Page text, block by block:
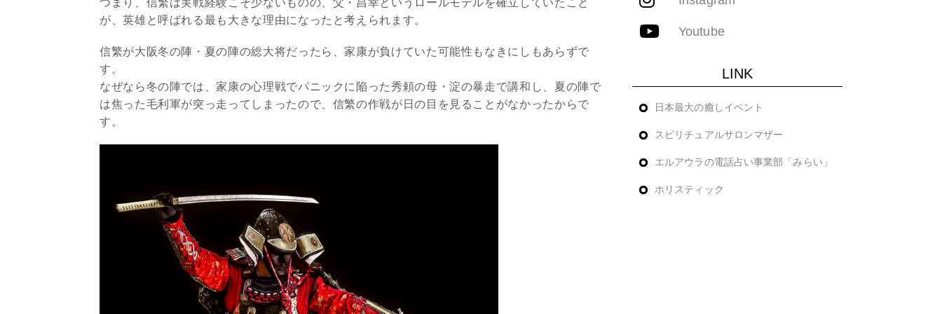
つまり、信繁は実戦経験こそ少ないものの、父・昌幸というロールモデルを確立していたこと
が、英雄と呼ばれる最も大きな理由になったと考えられます。
信繁が大阪冬の陣・夏の陣の総大将だったら、家康が負けていた可能性もなきにしもあらずで
す。
なぜなら冬の陣では、家康の心理戦でパニックに陥った秀頼の母・淀の暴走で講和し、夏の陣で
は焦った毛利軍が突っ走ってしまったので、信繁の作戦が日の目を見ることがなかったからで
す。
Youtube
LINK
日本最大の癒しイベント
スピリチュアルサロンマザー
エルアウラの電話占い事業部「みらい」
ホリスティック